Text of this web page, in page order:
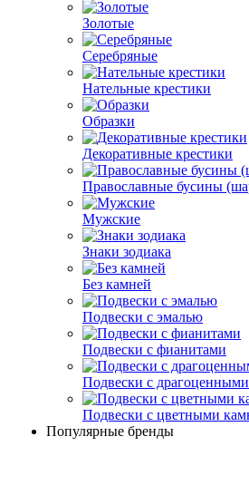
Золотые
Серебряные
Нательные крестики
Образки
Декоративные крестики
Православные бусины
Мужские
Знаки зодиака
Без камней
Подвески с эмалью
Подвески с фианитами
Подвески с
Подвески с цветными
Популярные бренды